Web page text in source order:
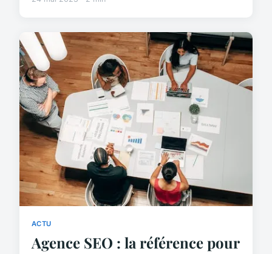
ACTU
Agence SEO : la référence pour